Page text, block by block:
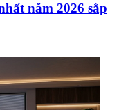
năm 2026 sắp